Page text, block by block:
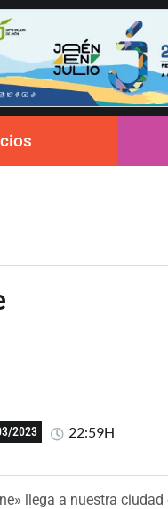
2023 22:59H
llega a nuestra ciudad